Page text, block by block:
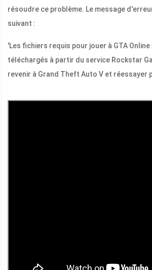
résoudre ce problème. Le message
suivant :
'Les fichiers requis pour jouer à GTA
téléchargés à partir du service Rockstar
revenir à Grand Theft Auto V et réessayer